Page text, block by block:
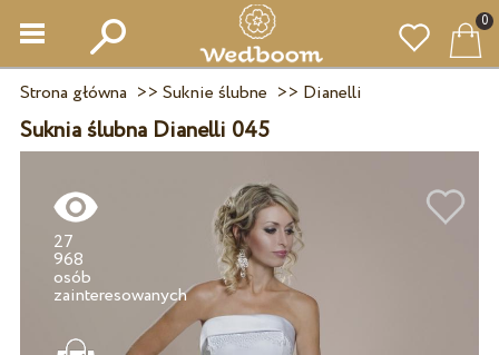
0
Strona główna >> Suknie ślubne >> Dianelli
Suknia ślubna Dianelli 045
27
968
osób
zainteresowanych